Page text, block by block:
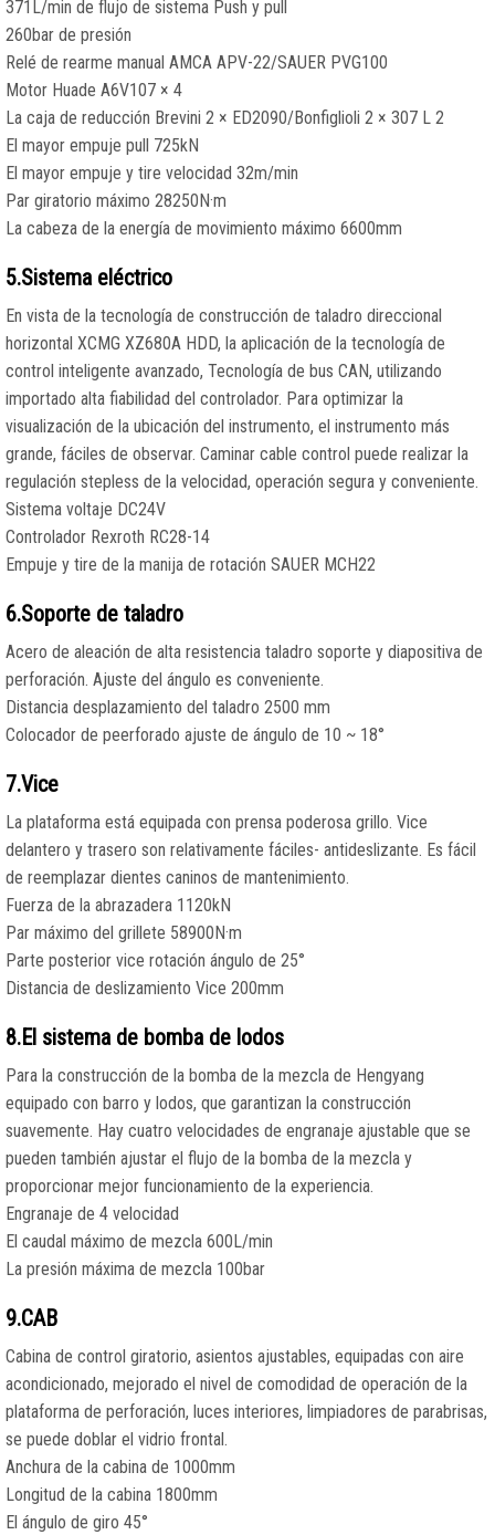
371L/min de flujo de sistema Push y pull
260bar de presión
Relé de rearme manual AMCA APV-22/SAUER PVG100
Motor Huade A6V107 × 4
La caja de reducción Brevini 2 × ED2090/Bonfiglioli 2 × 307 L 2
El mayor empuje pull 725kN
El mayor empuje y tire velocidad 32m/min
Par giratorio máximo 28250N·m
La cabeza de la energía de movimiento máximo 6600mm
5.Sistema eléctrico
En vista de la tecnología de construcción de taladro direccional
horizontal XCMG XZ680A HDD, la aplicación de la tecnología de
control inteligente avanzado, Tecnología de bus CAN, utilizando
importado alta fiabilidad del controlador. Para optimizar la
visualización de la ubicación del instrumento, el instrumento más
grande, fáciles de observar. Caminar cable control puede realizar la
regulación stepless de la velocidad, operación segura y conveniente.
Sistema voltaje DC24V
Controlador Rexroth RC28-14
Empuje y tire de la manija de rotación SAUER MCH22
6.Soporte de taladro
Acero de aleación de alta resistencia taladro soporte y diapositiva de
perforación. Ajuste del ángulo es conveniente.
Distancia desplazamiento del taladro 2500 mm
Colocador de peerforado ajuste de ángulo de 10 ~ 18°
7.Vice
La plataforma está equipada con prensa poderosa grillo. Vice
delantero y trasero son relativamente fáciles- antideslizante. Es fácil
de reemplazar dientes caninos de mantenimiento.
Fuerza de la abrazadera 1120kN
Par máximo del grillete 58900N·m
Parte posterior vice rotación ángulo de 25°
Distancia de deslizamiento Vice 200mm
8.El sistema de bomba de lodos
Para la construcción de la bomba de la mezcla de Hengyang
equipado con barro y lodos, que garantizan la construcción
suavemente. Hay cuatro velocidades de engranaje ajustable que se
pueden también ajustar el flujo de la bomba de la mezcla y
proporcionar mejor funcionamiento de la experiencia.
Engranaje de 4 velocidad
El caudal máximo de mezcla 600L/min
La presión máxima de mezcla 100bar
9.CAB
Cabina de control giratorio, asientos ajustables, equipadas con aire
acondicionado, mejorado el nivel de comodidad de operación de la
plataforma de perforación, luces interiores, limpiadores de parabrisas,
se puede doblar el vidrio frontal.
Anchura de la cabina de 1000mm
Longitud de la cabina 1800mm
El ángulo de giro 45°